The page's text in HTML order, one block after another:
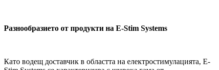
Разнообразието от продукти на E-Stim Systems
Като водещ доставчик в областта на електростимулацията, E-